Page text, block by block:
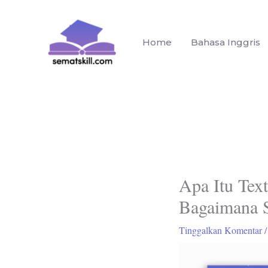
Home Bahasa Inggris
Apa Itu
Bagaimana
Tinggalkan Komentar /